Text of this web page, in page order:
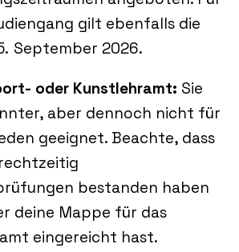
gilt ebenfalls die
September 2026.
oder Kunstlehramt: Sie
aber dennoch nicht für
geeignet. Beachte, dass
bestanden haben
deine Mappe für das
eingereicht hast.